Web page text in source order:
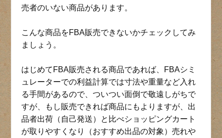
売者のいない商品があります。
こんな商品をFBA販売できないかチェックしてみ
ましょう。
はじめてFBA販売される商品であれば、FBAシミ
ュレーターでの利益計算では寸法や重量など入れ
る手間があるので、ついつい面倒で敬遠しがちで
すが、もし販売できれば商品にもよりますが、出
品者出荷（自己発送）と比べショッピングカート
が取りやすくなり（おすすめ出品の対象）売れや